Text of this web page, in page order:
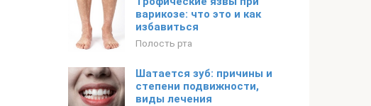
варикозе: что это и как
избавиться
Полость рта
Шатается зуб: причины и
степени подвижности,
виды лечения